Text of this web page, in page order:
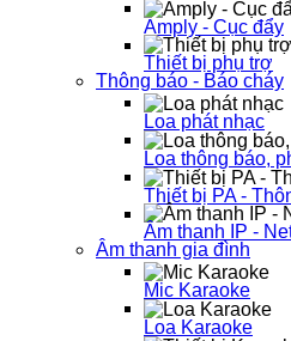
Amply - Cục đẩy
Thiết bị phụ trợ
Thông báo - Báo cháy
Loa phát nhạc
Loa thông báo,
Thiết bị PA -
Âm thanh IP -
Âm thanh gia đình
Mic Karaoke
Loa Karaoke